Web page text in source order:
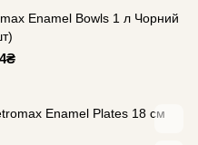
Enamel Bowls 1 л Чорний